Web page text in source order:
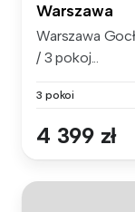
Warszawa
Warszawa
/ 3 pokoj...
3 pokoi
4 399 zł